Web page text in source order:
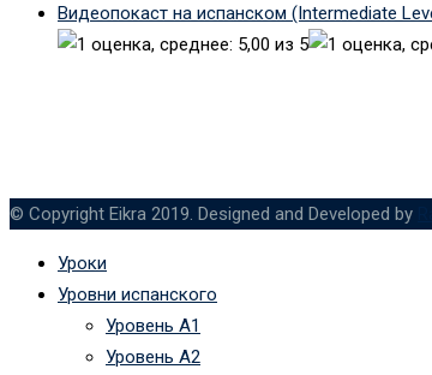
Видеопокаст на испанском (Intermediate
© Copyright Eikra 2019. Designed and Developed by
Уроки
Уровни испанского
Уровень А1
Уровень А2